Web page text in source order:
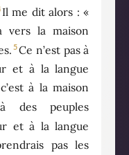
Il me dit alors : «
vers la maison
5Ce n’est pas à
et à la langue
à la maison
des peuples
et à la langue
pas les